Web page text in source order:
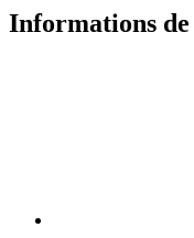
Informations de